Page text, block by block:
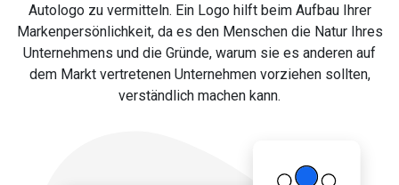
Autologo zu vermitteln. Ein Logo hilft beim Aufbau Ihrer
Markenpersönlichkeit, da es den Menschen die Natur Ihres
Unternehmens und die Gründe, warum sie es anderen auf
dem Markt vertretenen Unternehmen vorziehen sollten,
verständlich machen kann.